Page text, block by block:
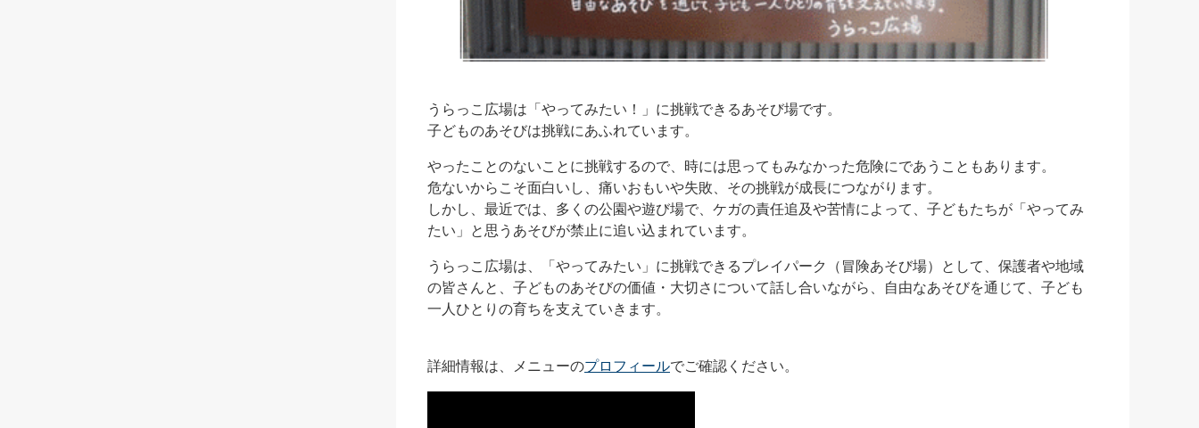
うらっこ広場は「やってみたい！」に挑戦できるあそび場です。
子どものあそびは挑戦にあふれています。
やったことのないことに挑戦するので、時には思ってもみなかった危険にであうこともあります。
危ないからこそ面白いし、痛いおもいや失敗、その挑戦が成長につながります。
しかし、最近では、多くの公園や遊び場で、ケガの責任追及や苦情によって、子どもたちが「やってみ
たい」と思うあそびが禁止に追い込まれています。
うらっこ広場は、「やってみたい」に挑戦できるプレイパーク（冒険あそび場）として、保護者や地域
の皆さんと、子どものあそびの価値・大切さについて話し合いながら、自由なあそびを通じて、子ども
一人ひとりの育ちを支えていきます。
詳細情報は、メニューのプロフィールでご確認ください。